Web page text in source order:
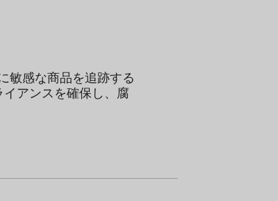
敏感な商品を追跡する
アンスを確保し、腐